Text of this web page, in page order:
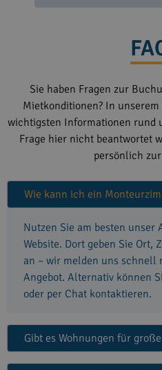
Sie haben Fragen zur
Mietkonditionen? In
wichtigsten Informationen rund
Frage hier nicht beantwortet
persönlich
Wie kann ich ein
Nutzen Sie am besten
Website. Dort geben Sie Ort,
an – wir melden uns schnell
Angebot. Alternativ können
oder per Chat kontaktieren.
Gibt es Wohnungen für große